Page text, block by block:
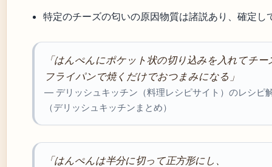
特定のチーズの匂いの原因物質は諸説あり、確定し
「はんぺんにポケット状の切り込みを入れてチー
フライパンで焼くだけでおつまみになる」
— デリッシュキッチン（料理レシピサイト）のレシピ
（デリッシュキッチンまとめ）
「はんぺんは半分に切って正方形にし、